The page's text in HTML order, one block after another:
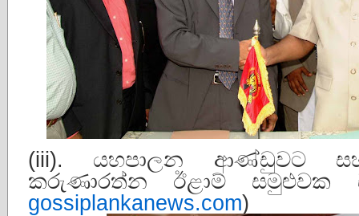
(iii). යහපාලන ආණ්ඩුවට
කරුණාරත්න ඊළාම් සමුළුවක
gossiplankanews.com)